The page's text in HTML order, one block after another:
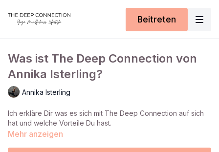
Beitreten
Was ist The Deep Connection von
Annika Isterling?
Annika Isterling
Ich erkläre Dir was es sich mit The Deep Connection auf sich
hat und welche Vorteile Du hast.
Mehr anzeigen